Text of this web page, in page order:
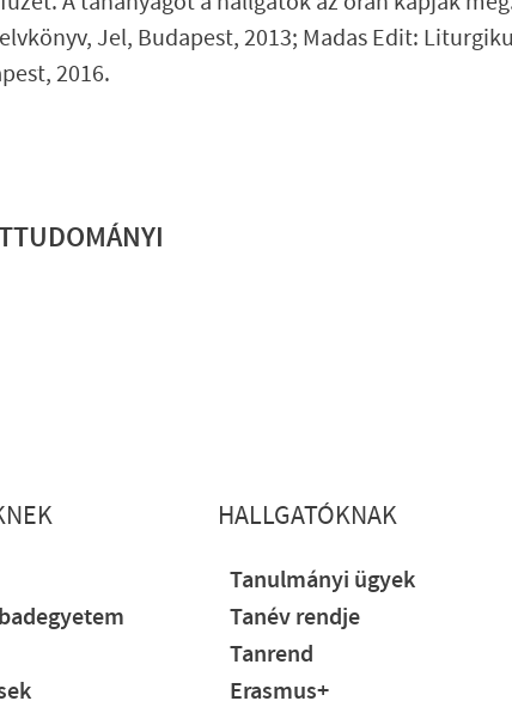
Jel, Budapest, 2013; Madas Edit:
2016.
HALLGATÓKNAK
Tanulmányi ügyek
Tanév rendje
Tanrend
Erasmus+